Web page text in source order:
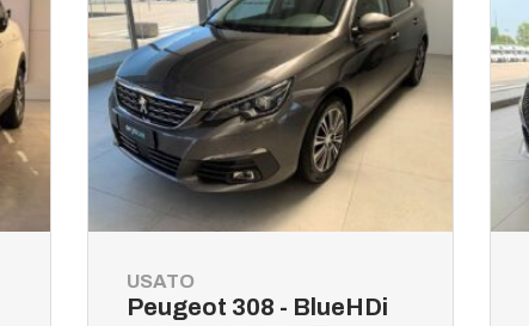
USATO
Peugeot 308 - BlueHDi